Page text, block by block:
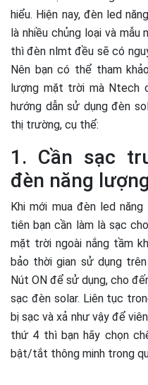
hiểu. Hiện nay, đèn led
là nhiều chủng loại và mẫu
thì đèn nlmt đều sẽ có
Nên bạn có thể tham
lượng mặt trời mà Ntech
hướng dẫn sử dụng đèn
thị trường, cụ thể:
1. Cần sạc
đèn năng
Khi mới mua đèn led
tiên bạn cần làm là sạc
mặt trời ngoài nắng tầm
bảo thời gian sử dụng
Nút ON để sử dụng, cho
sạc đèn solar. Liên tục
bị sạc và xả như vậy để
thứ 4 thì bạn hãy chọn
bật/tắt thông minh trong